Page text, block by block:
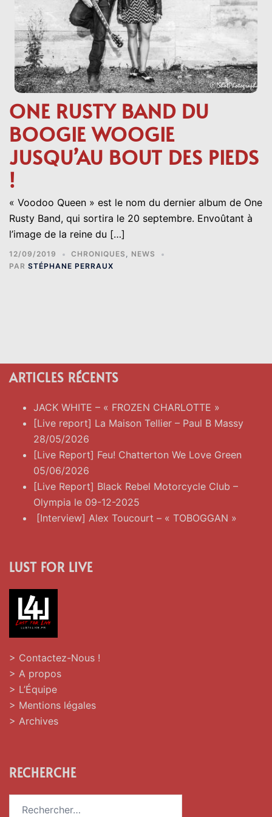
ONE RUSTY BAND DU
BOOGIE WOOGIE
JUSQU’AU BOUT DES PIEDS
!
« Voodoo Queen » est le nom du dernier album de One
Rusty Band, qui sortira le 20 septembre. Envoûtant à
l’image de la reine du […]
12/09/2019 CHRONIQUES , NEWS
PAR STÉPHANE PERRAUX
ARTICLES RÉCENTS
JACK WHITE – « FROZEN CHARLOTTE »
[Live report] La Maison Tellier – Paul B Massy
28/05/2026
[Live Report] Feu! Chatterton We Love Green
05/06/2026
[Live Report] Black Rebel Motorcycle Club –
Olympia le 09-12-2025
[Interview] Alex Toucourt – « TOBOGGAN »
LUST FOR LIVE
> Contactez-Nous !
> A propos
> L’Équipe
> Mentions légales
> Archives
RECHERCHE